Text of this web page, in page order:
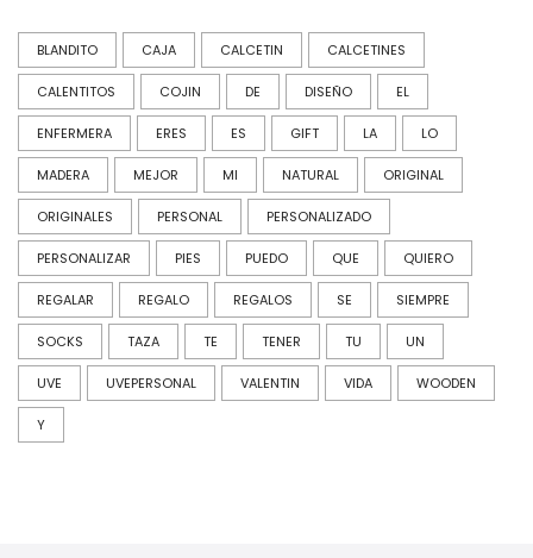
BLANDITO CAJA CALCETIN CALCETINES
CALENTITOS COJIN DE DISEÑO EL
ENFERMERA ERES ES GIFT LA LO
MADERA MEJOR MI NATURAL ORIGINAL
ORIGINALES PERSONAL PERSONALIZADO
PERSONALIZAR PIES PUEDO QUE QUIERO
REGALAR REGALO REGALOS SE SIEMPRE
SOCKS TAZA TE TENER TU UN
UVE UVEPERSONAL VALENTIN VIDA WOODEN
Y